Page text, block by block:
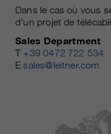
Dans le cas où vous
d'un projet de
Sales Department
T +39 0472 722 534
Esales@leitner.com